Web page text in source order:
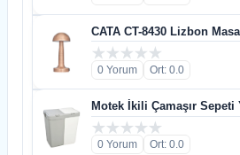
CATA CT-8430 Lizbon
0 Yorum Ort: 0.0
Motek İkili Çamaşır Sepeti
0 Yorum Ort: 0.0